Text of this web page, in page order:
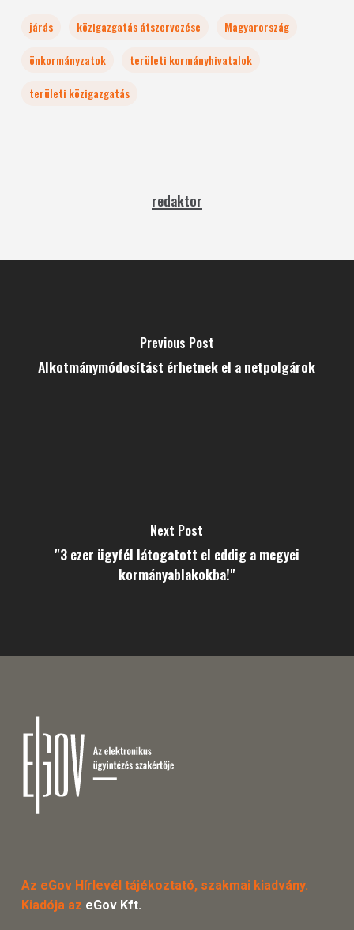
járás közigazgatás átszervezése
Magyarország
önkormányzatok
területi kormányhivatalok
területi közigazgatás
redaktor
Previous Post
Alkotmánymódosítást érhetnek el a netpolgárok
Next Post
"3 ezer ügyfél látogatott el eddig a megyei
kormányablakokba!"
Az eGov Hírlevél tájékoztató, szakmai kiadvány.
Kiadója az eGov Kft.